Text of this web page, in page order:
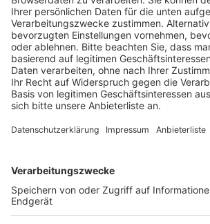
Straßenrand vor einem Haus
Veröffentlicht:Dienstag, 12.04.2022 17:09
Anzeige
auch die gegenüberliegenden
entfernen zu lassen und dafür auch die
das Ordnungsamt und das
Stadt Bergheim informiert. Nachdem
Container ohne Erlaubnis in der